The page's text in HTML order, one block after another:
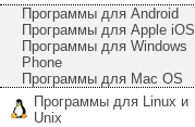
Программы для Android
Программы для Apple iOS
Программы для Windows
Phone
Программы для Mac OS
Программы для Linux и
Unix